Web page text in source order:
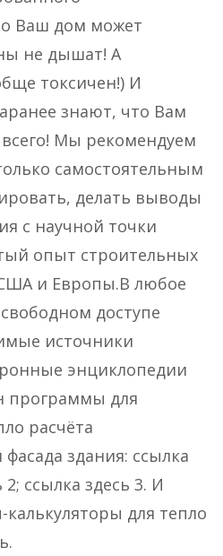
Ваш дом может
не дышат! А
токсичен!) И
знают, что Вам
Мы рекомендуем
самостоятельным
делать выводы
с научной точки
опыт строительных
и Европы.В любое
доступе
источники
энциклопедии
программы для
расчёта
здания: ссылка
2; ссылка здесь 3. И
для тепло